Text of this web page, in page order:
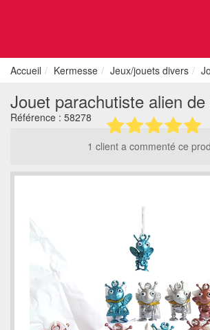
Accueil Kermesse Jeux/jouets divers
Jouet parachutiste alien
Référence : 58278
1 client a commenté ce